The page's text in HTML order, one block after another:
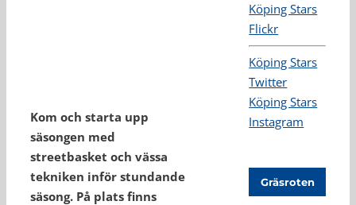
Kom och starta upp
säsongen med
streetbasket och vässa
tekniken inför stundande
säsong. På plats finns
Köping Stars
Flickr
Köping Stars
Twitter
Köping Stars
Instagram
Gräsroten